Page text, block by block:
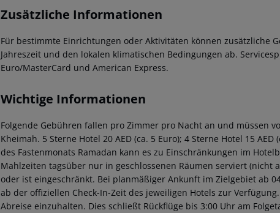
Zusätzliche Informationen
Für bestimmte Einrichtungen oder Aktivitäten können zusätzliche
Jahreszeit und den lokalen klimatischen Bedingungen ab.
Euro/MasterCard und American Express.
Wichtige Informationen
Folgende Gebühren fallen pro Zimmer pro Nacht an und müssen
Kheimah. 5 Sterne Hotel 20 AED (ca. 5 Euro); 4 Sterne Hotel 15
des Fastenmonats Ramadan kann es zu Einschränkungen im
Mahlzeiten tagsüber nur in geschlossenen Räumen serviert
oder ist eingeschränkt. Bei planmäßiger Ankunft im Zielgebiet ab
ab der offiziellen Check-In-Zeit des jeweiligen Hotels zur
Abreise einzuhalten. Dies schließt Rückflüge bis 3:00 Uhr am